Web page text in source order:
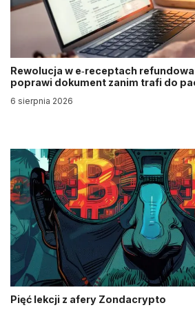
Rewolucja w e‑receptach
poprawi dokument zanim trafi do
6 sierpnia 2026
Pięć lekcji z afery Zondacrypto